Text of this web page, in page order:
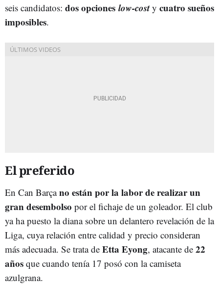
seis candidatos: dos opciones low-costy cuatro sueños
imposibles.
El preferido
En Can Barçano están por la labor de realizar un
gran desembolso por el fichaje de un goleador. El club
ya ha puesto la diana sobre un delantero revelación de la
Liga, cuya relación entre calidad y precio consideran
más adecuada. Se trata de Etta Eyong, atacante de 22
años que cuando tenía 17 posó con la camiseta
azulgrana.